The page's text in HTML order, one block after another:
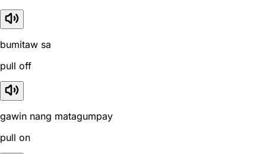
bumitaw sa
pull off
gawin nang matagumpay
pull on